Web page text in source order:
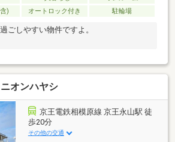
)
オートロック付き 駐輪場
ごしやすい物件ですよ。
オンハヤシ
京王電鉄相模原線 京王永山駅 徒
歩20分
その他の交通